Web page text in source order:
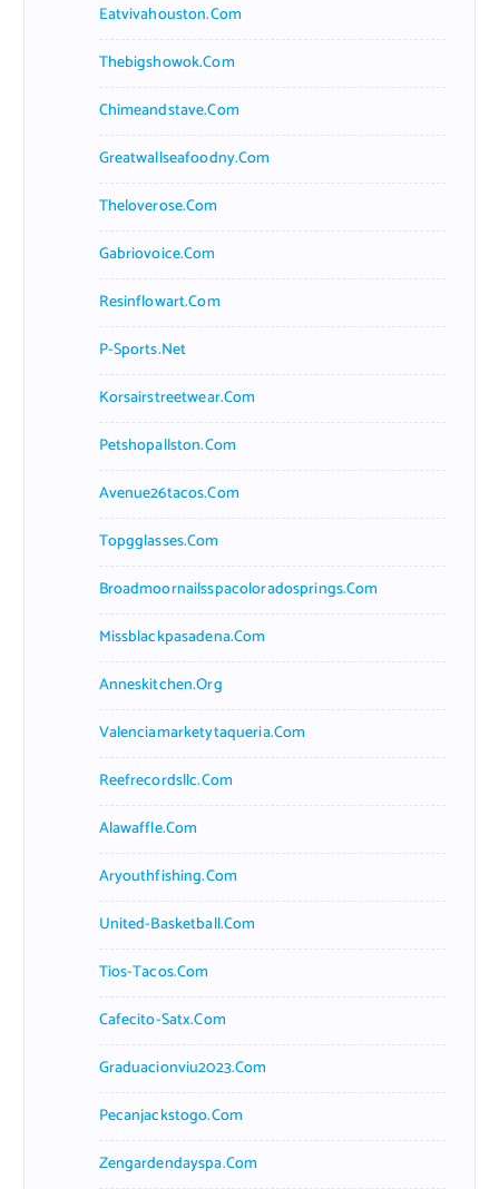
Eatvivahouston.com
Thebigshowok.com
Chimeandstave.com
Greatwallseafoodny.com
Theloverose.com
Gabriovoice.com
Resinflowart.com
P-Sports.net
Korsairstreetwear.com
Petshopallston.com
Avenue26tacos.com
Topgglasses.com
Broadmoornailsspacoloradosprings.com
Missblackpasadena.com
Anneskitchen.org
Valenciamarketytaqueria.com
Reefrecordsllc.com
Alawaffle.com
Aryouthfishing.com
United-Basketball.com
Tios-Tacos.com
Cafecito-Satx.com
Graduacionviu2023.com
Pecanjackstogo.com
Zengardendayspa.com